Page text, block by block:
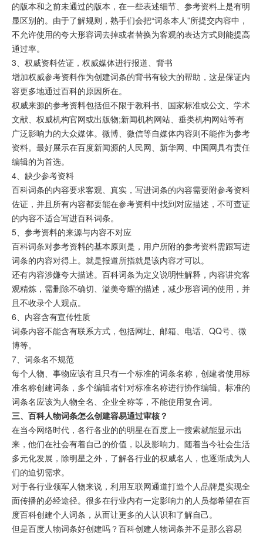
的版本和之前未通过的版本，在一些表述细节、参考资料上是有明
显区别的。由于了解规则，熟手们会把“词条本人”所提交内容中，
不允许使用的夸大形容词去掉或者替换为客观的表达方式则能提高
通过率。
3、权威资料佐证，权威媒体进行报道、背书
增加权威参考资料作为创建词条的背书有较大的帮助，这是保证内
容更多地通过百科的原因所在。
权威来源的参考资料包括但不限于教科书、国家标准或公文、学术
文献、权威机构官网或出版物;新闻机构网站、垂类机构网站等有
广泛影响力的大众媒体。微博、微信等自媒体内容则不能作为参考
资料。最好展示在百度新闻源的人民网、新华网、中国网具有责任
编辑的为首选。
4、缺少参考资料
百科词条的内容要求客观、真实，写进词条的内容需要附参考资料
佐证，并且所有内容都要能在参考资料中找到对应描述，不可查证
的内容不适合写进百科词条。
5、参考资料的来源与内容不对应
百科词条对参考资料的基本原则是，用户所附的参考资料需跟写进
词条的内容对得上。就是报道所指就是该内容才可以。
还有内容涉嫌夸大描述。百科词条为定义说明性解释，内容讲究客
观精炼，需删除不确切、溢美夸耀的描述，减少形容词的使用，并
且不收录个人观点。
6、内容含有宣传性质
词条内容不能含有联系方式，包括网址、邮箱、电话、QQ号、微
博等。
7、词条名不规范
每个人物、事物应该有且只有一个标准的词条名称，创建者使用标
准名称创建词条，多个编辑者针对标准名称进行协作编辑。标准的
词条名应该为人物全名、企业全称等，不能使用复合词。
三、百科人物词条怎么创建容易通过审核？
在当今网络时代，各行各业的的明星在百度上一搜索就能显示出
来，他们在社会有着自己的价值，以及影响力。随着当今社会生活
多元化发展，除明星之外，了解各行业的权威名人，也逐渐成为人
们的迫切需求。
对于各行业领军人物来说，利用互联网通道打造个人品牌是实现全
面传播的必经途径。很多在行业内有一定影响力的人员都希望在百
度百科创建个人词条，从而让更多的人认识和了解自己。
但是百度人物词条好创建吗？百科创建人物词条并不是那么容易